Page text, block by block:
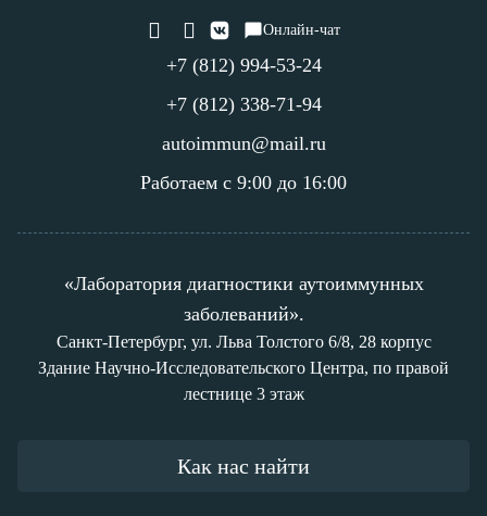
Онлайн-чат
+7 (812) 994-53-24
+7 (812) 338-71-94
autoimmun@mail.ru
Работаем с 9:00 до 16:00
«Лаборатория диагностики аутоиммунных
заболеваний».
Санкт-Петербург, ул. Льва Толстого 6/8, 28 корпус
Здание Научно-Исследовательского Центра, по правой
лестнице 3 этаж
Как нас найти